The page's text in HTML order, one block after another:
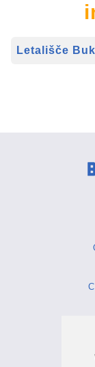
Letališče